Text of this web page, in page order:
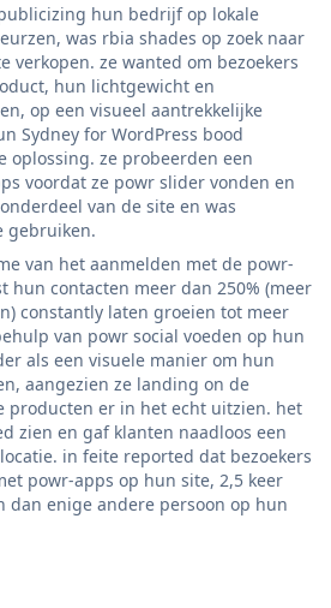
hun bedrijf op lokale
was rbia shades op zoek naar
verkopen. ze wanted om bezoekers
hun lichtgewicht en
op een visueel aantrekkelijke
Sydney for WordPress bood
oplossing. ze probeerden een
voordat ze powr slider vonden en
van de site en was
gebruiken.
van het aanmelden met de powr-
hun contacten meer dan 250% (meer
constantly laten groeien tot meer
van powr social voeden op hun
als een visuele manier om hun
aangezien ze landing on de
producten er in het echt uitzien. het
zien en gaf klanten naadloos een
in feite reported dat bezoekers
powr-apps op hun site, 2,5 keer
dan enige andere persoon op hun